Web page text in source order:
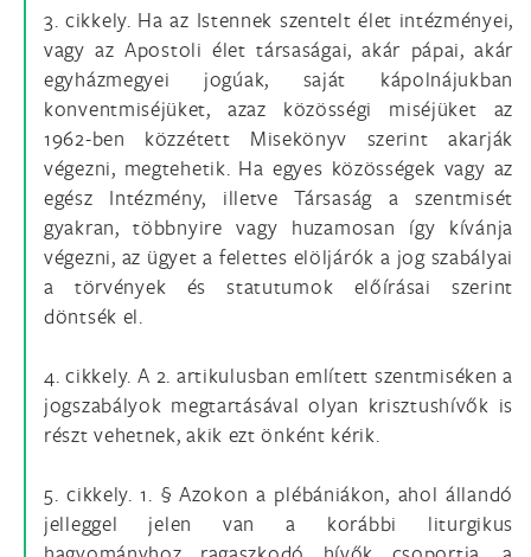
3. cikkely. Ha az Istennek szentelt élet intézményei,
vagy az Apostoli élet társaságai, akár pápai, akár
egyházmegyei jogúak, saját kápolnájukban
konventmiséjüket, azaz közösségi miséjüket az
1962-ben közzétett Misekönyv szerint akarják
végezni, megtehetik. Ha egyes közösségek vagy az
egész Intézmény, illetve Társaság a szentmisét
gyakran, többnyire vagy huzamosan így kívánja
végezni, az ügyet a felettes elöljárók a jog szabályai
a törvények és statutumok előírásai szerint
döntsék el.
4. cikkely. A 2. artikulusban említett szentmiséken a
jogszabályok megtartásával olyan krisztushívők is
részt vehetnek, akik ezt önként kérik.
5. cikkely. 1. § Azokon a plébániákon, ahol állandó
jelleggel jelen van a korábbi liturgikus